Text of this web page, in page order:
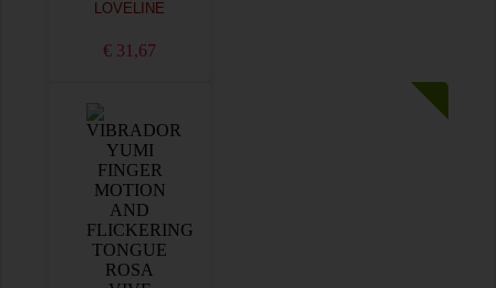
LOVELINE
€ 31,67